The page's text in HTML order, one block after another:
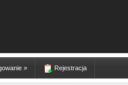
» Rejestracja